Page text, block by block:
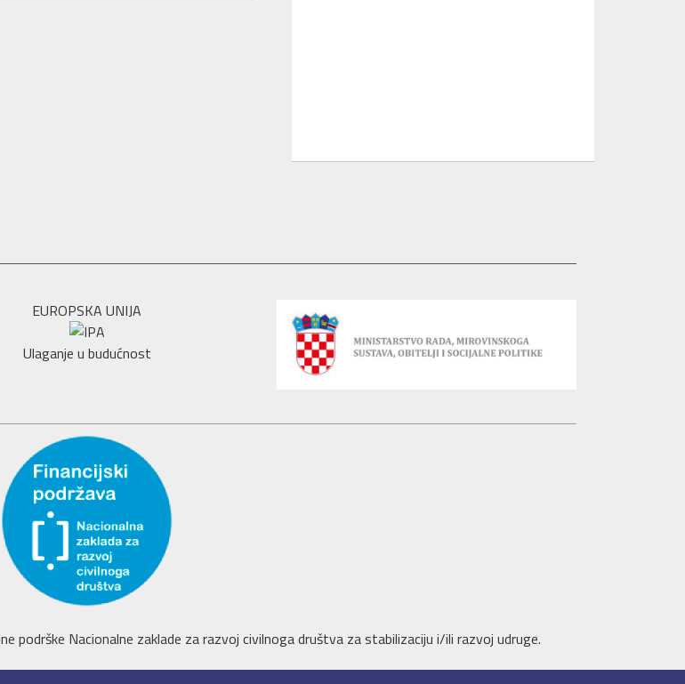
EUROPSKA UNIJA
Ulaganje u budućnost
podrške Nacionalne zaklade za razvoj civilnoga društva za stabilizaciju i/ili razvoj udruge.